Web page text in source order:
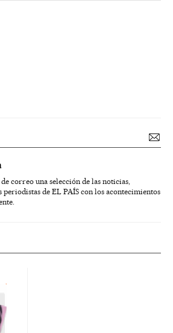
de correo una selección de las noticias,
periodistas de EL PAÍS con los acontecimientos